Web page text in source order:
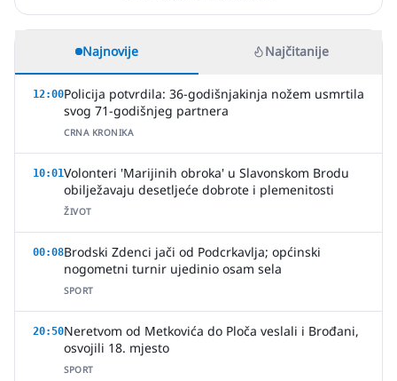
Najnovije Najčitanije
12:00Policija potvrdila: 36-godišnjakinja nožem usmrtila
svog 71-godišnjeg partnera
CRNA KRONIKA
10:01Volonteri 'Marijinih obroka' u Slavonskom Brodu
obilježavaju desetljeće dobrote i plemenitosti
ŽIVOT
00:08Brodski Zdenci jači od Podcrkavlja; općinski
nogometni turnir ujedinio osam sela
SPORT
20:50Neretvom od Metkovića do Ploča veslali i Brođani,
osvojili 18. mjesto
SPORT